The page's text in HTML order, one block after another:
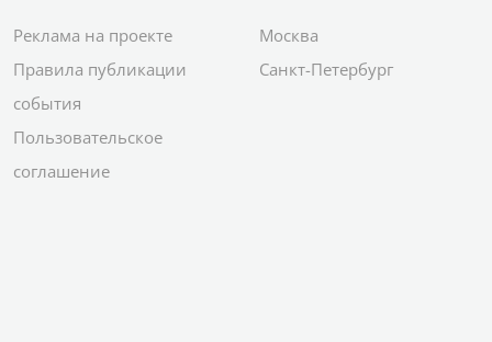
Реклама на проекте
Правила публикации
события
Пользовательское
соглашение
Москва
Санкт-Петербург